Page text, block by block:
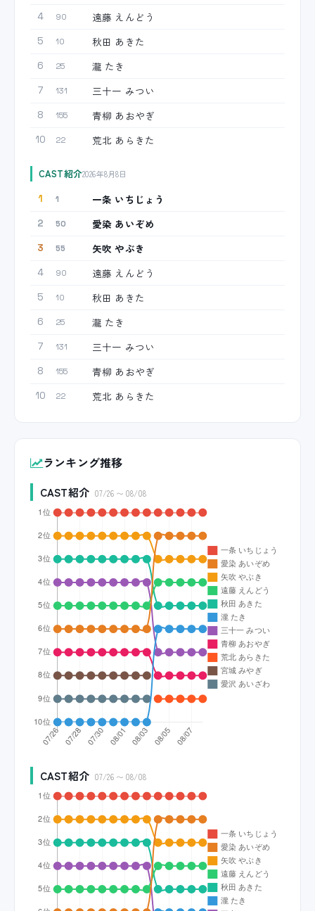
4 90 遠藤 えんどう
5 10 秋田 あきた
6 25 瀧 たき
7 131 三十一 みつい
8 155 青柳 あおやぎ
10 22 荒北 あらきた
CAST紹介2026年8月8日
1 1 一条 いちじょう
2 50 愛染 あいぞめ
3 55 矢吹 やぶき
4 90 遠藤 えんどう
5 10 秋田 あきた
6 25 瀧 たき
7 131 三十一 みつい
8 155 青柳 あおやぎ
10 22 荒北 あらきた
ランキング推移
CAST紹介 07/26 〜 08/08
CAST紹介 07/26 〜 08/08